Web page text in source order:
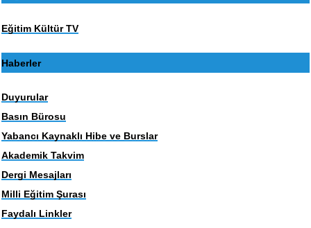
Eğitim Kültür TV
Haberler
Duyurular
Basın Bürosu
Yabancı Kaynaklı Hibe ve Burslar
Akademik Takvim
Dergi Mesajları
Milli Eğitim Şurası
Faydalı Linkler